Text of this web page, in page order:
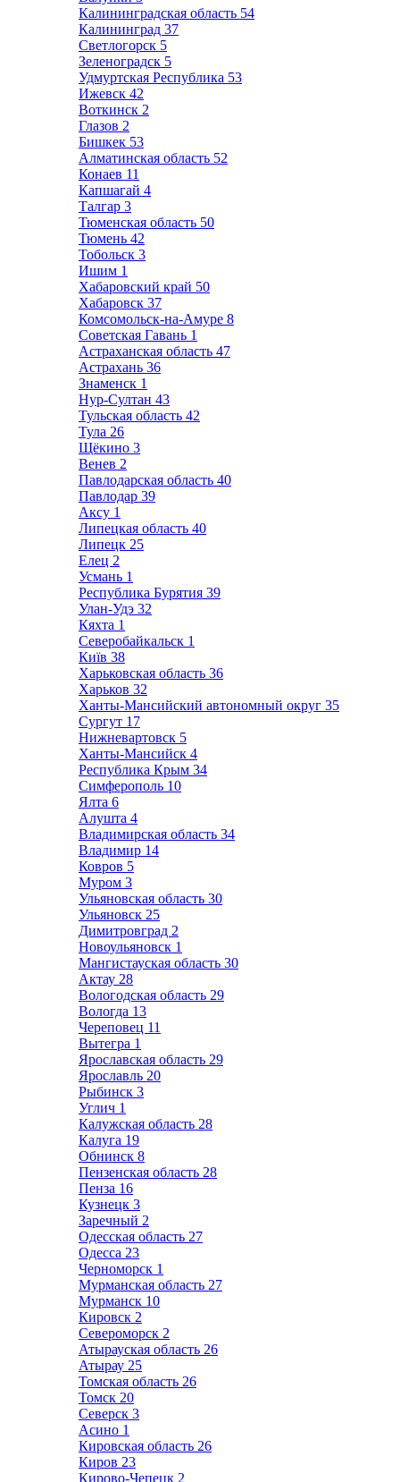
Калининградская область 54
Калининград 37
Светлогорск 5
Зеленоградск 5
Удмуртская Республика 53
Ижевск 42
Воткинск 2
Глазов 2
Бишкек 53
Алматинская область 52
Конаев 11
Капшагай 4
Талгар 3
Тюменская область 50
Тюмень 42
Тобольск 3
Ишим 1
Хабаровский край 50
Хабаровск 37
Комсомольск-на-Амуре 8
Советская Гавань 1
Астраханская область 47
Астрахань 36
Знаменск 1
Нур-Султан 43
Тульская область 42
Тула 26
Щёкино 3
Венев 2
Павлодарская область 40
Павлодар 39
Аксу 1
Липецкая область 40
Липецк 25
Елец 2
Усмань 1
Республика Бурятия 39
Улан-Удэ 32
Кяхта 1
Северобайкальск 1
Київ 38
Харьковская область 36
Харьков 32
Ханты-Мансийский автономный округ 35
Сургут 17
Нижневартовск 5
Ханты-Мансийск 4
Республика Крым 34
Симферополь 10
Ялта 6
Алушта 4
Владимирская область 34
Владимир 14
Ковров 5
Муром 3
Ульяновская область 30
Ульяновск 25
Димитровград 2
Новоульяновск 1
Мангистауская область 30
Актау 28
Вологодская область 29
Вологда 13
Череповец 11
Вытегра 1
Ярославская область 29
Ярославль 20
Рыбинск 3
Углич 1
Калужская область 28
Калуга 19
Обнинск 8
Пензенская область 28
Пенза 16
Кузнецк 3
Заречный 2
Одесская область 27
Одесса 23
Черноморск 1
Мурманская область 27
Мурманск 10
Кировск 2
Североморск 2
Атырауская область 26
Атырау 25
Томская область 26
Томск 20
Северск 3
Асино 1
Кировская область 26
Киров 23
Кирово-Чепецк 2